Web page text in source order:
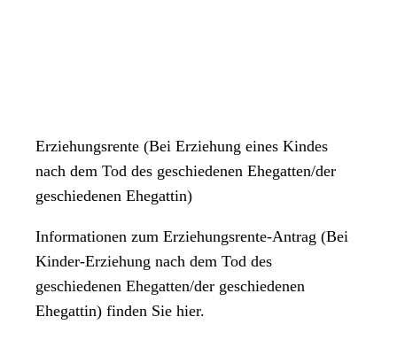
Erziehungsrente (Bei Erziehung eines Kindes
nach dem Tod des geschiedenen Ehegatten/der
geschiedenen Ehegattin)
Informationen zum Erziehungsrente-Antrag (Bei
Kinder-Erziehung nach dem Tod des
geschiedenen Ehegatten/der geschiedenen
Ehegattin) finden Sie hier.